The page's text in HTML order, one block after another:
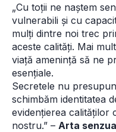
„Cu toții ne naștem
vulnerabili și cu
mulți dintre noi trec
aceste calități. Mai
viață amenință să ne
esențiale.
Secretele nu
schimbăm identitatea
evidențierea calităților
nostru.” – Arta